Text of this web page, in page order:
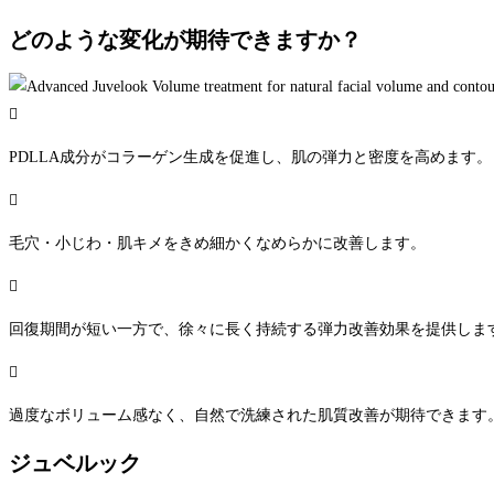
どのような変化が期待できますか？
PDLLA成分がコラーゲン生成を促進し、肌の弾力と密度を高めます。
毛穴・小じわ・肌キメをきめ細かくなめらかに改善します。
回復期間が短い一方で、徐々に長く持続する弾力改善効果を提供しま
過度なボリューム感なく、自然で洗練された肌質改善が期待できます
ジュベルック